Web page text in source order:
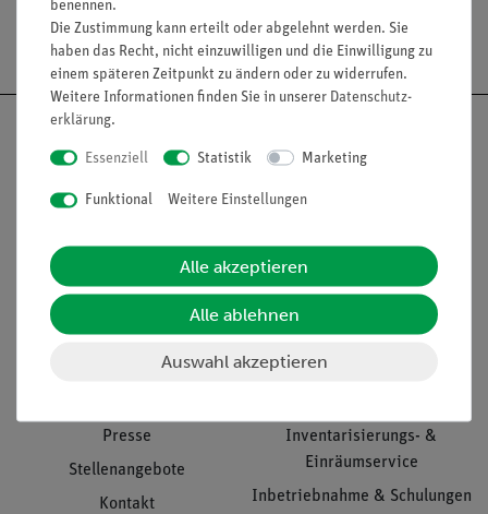
Versandkostenfrei ab 300,- €
Nach oben
Informationen
Unternehmen
Presse
Stellenangebote
Kontakt
Service
Übersicht Service
Inventarisierungs- &
Einräumservice
Inbetriebnahme & Schulungen
benennen.
Die Zustimmung kann erteilt oder abgelehnt werden. Sie
haben das Recht, nicht einzuwilligen und die Einwilligung zu
einem späteren Zeitpunkt zu ändern oder zu widerrufen.
Weitere Informationen finden Sie in unserer Daten­schutz­
erklärung.
Essenziell Statistik Marketing
Funktional Weitere Einstellungen
Alle akzeptieren
Alle ablehnen
Auswahl akzeptieren